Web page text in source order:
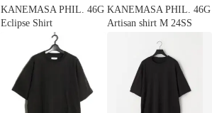
KANEMASA PHIL. 46G
Eclipse Shirt
KANEMASA PHIL. 46G
Artisan shirt M 24SS